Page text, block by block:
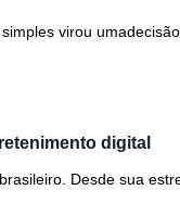
virou
digital
Desde sua